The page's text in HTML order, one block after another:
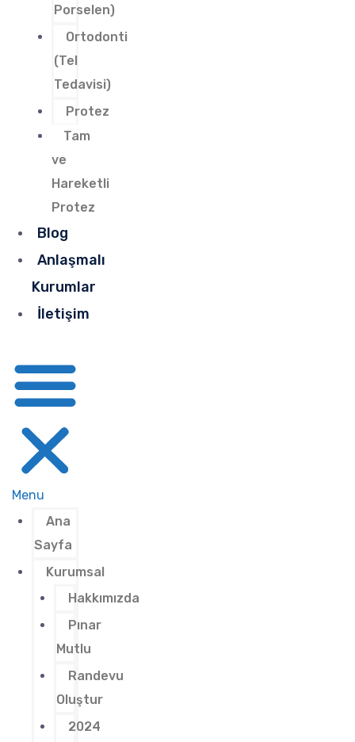
Porselen)
Ortodonti
(Tel
Tedavisi)
Protez
Tam
ve
Hareketli
Protez
Blog
Anlaşmalı
Kurumlar
İletişim
Menu
Ana
Sayfa
Kurumsal
Hakkımızda
Pınar
Mutlu
Randevu
Oluştur
2024